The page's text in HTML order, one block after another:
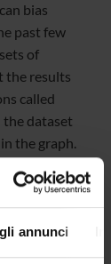
annunci
bias
past few
of
the results
called
the dataset
the graph.
in time
of
matches in
this talk